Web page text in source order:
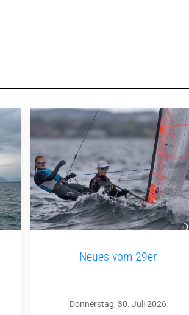
Neues vom 29er
Donnerstag, 30. Juli 2026